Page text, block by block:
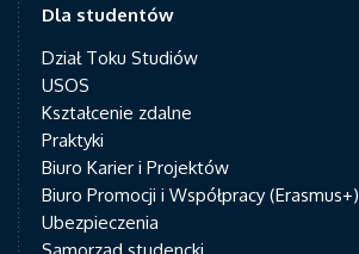
Dla studentów
Dział Toku Studiów
USOS
Kształcenie zdalne
Praktyki
Biuro Karier i Projektów
Biuro Promocji i Współpracy (Erasmus+)
Ubezpieczenia